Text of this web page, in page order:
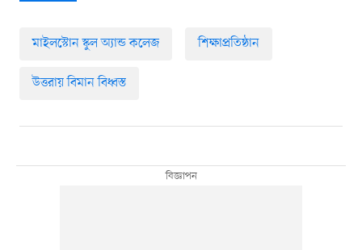
মাইলস্টোন স্কুল অ্যান্ড কলেজ শিক্ষাপ্রতিষ্ঠান
উত্তরায় বিমান বিধ্বস্ত